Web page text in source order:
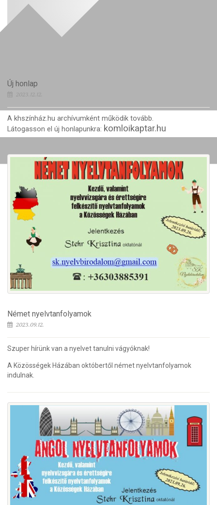
Új honlap
2023.12.12.
A khszínház.hu archívumként működik tovább.
Látogasson el új honlapunkra: komloikaptar.hu
Német nyelvtanfolyamok
2023.09.12.
Szuper hírünk van a nyelvet tanulni vágyóknak!
A Közösségek Házában októbertől német nyelvtanfolyamok
indulnak.